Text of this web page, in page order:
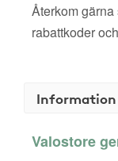
Återkom gärna
rabattkoder
Information
Valostore